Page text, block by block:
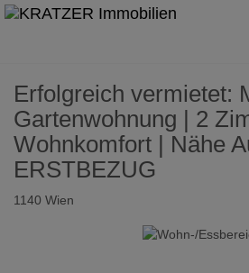
Erfolgreich vermietet:
Gartenwohnung | 2
Wohnkomfort | Nähe
ERSTBEZUG
1140 Wien